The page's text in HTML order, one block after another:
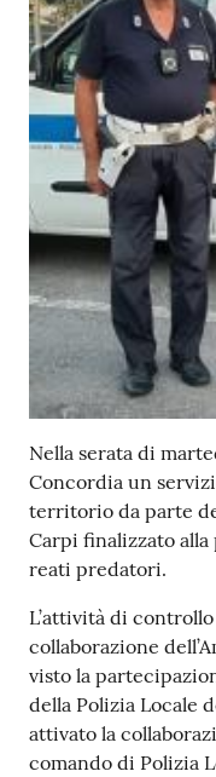
Nella serata di
Concordia un
territorio da parte
Carpi finalizzato
reati predatori.
L’attività di
collaborazione
visto la
della Polizia Locale
attivato la
comando di Polizia